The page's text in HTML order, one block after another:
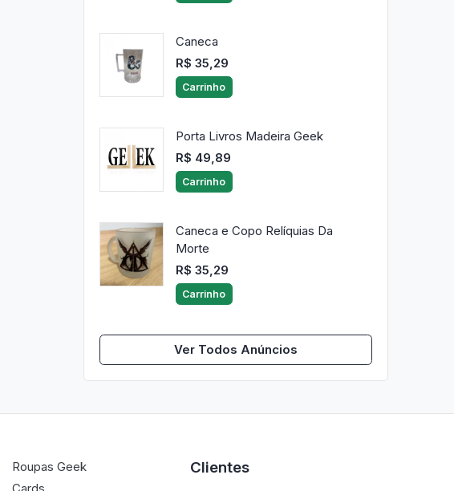
Caneca
R$ 35,29
Carrinho
Porta Livros Madeira Geek
R$ 49,89
Carrinho
Caneca e Copo Relíquias Da
Morte
R$ 35,29
Carrinho
Ver Todos Anúncios
Roupas Geek
Cards
Clientes